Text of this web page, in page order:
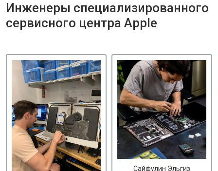
Инженеры специализированного
сервисного центра Apple
Сайфулин Эльгиз